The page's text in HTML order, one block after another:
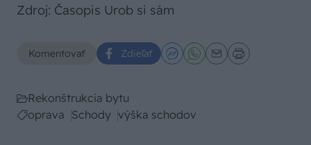
Zdroj: Časopis Urob si sám
Komentovať Zdieľať
Rekonštrukcia bytu
oprava Schody výška schodov